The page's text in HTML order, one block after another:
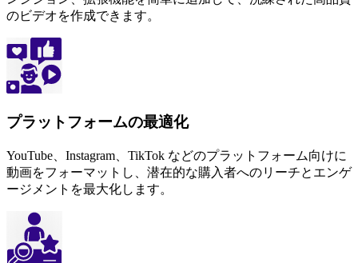
SEOとトラフィックの改善
ィングへのオーガニック トラフィックを増加させます。
新車プロモーションビデオ
完璧な車のプロモーションビデオを数
分で作成
Spyne は、構想から実行までプロセスを合理化し、インパク